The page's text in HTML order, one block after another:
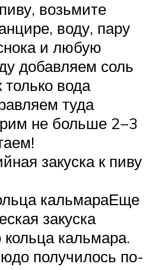
возьмите
воду, пару
и любую
добавляем соль
только вода
туда
не больше 2−3
закуска к пиву
кальмараЕще
закуска
кальмара.
получилось по-